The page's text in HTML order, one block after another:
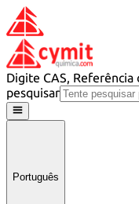
Digite CAS,
pesquisar
Português